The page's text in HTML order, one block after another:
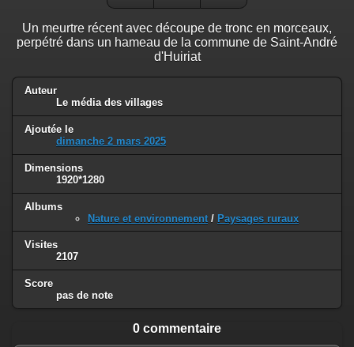
Un meurtre récent avec découpe de tronc en morceaux,
perpétré dans un hameau de la commune de Saint-André
d'Huiriat
Auteur
Le média des villages
Ajoutée le
dimanche 2 mars 2025
Dimensions
1920*1280
Albums
Nature et environnement / Paysages ruraux
Visites
2107
Score
pas de note
0 commentaire